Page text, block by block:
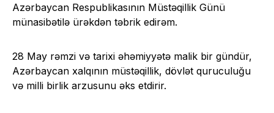
Azərbaycan Respublikasının Müstəqillik Günü
münasibətilə ürəkdən təbrik edirəm.
28 May rəmzi və tarixi əhəmiyyətə malik bir gündür,
Azərbaycan xalqının müstəqillik, dövlət quruculuğu
və milli birlik arzusunu əks etdirir.